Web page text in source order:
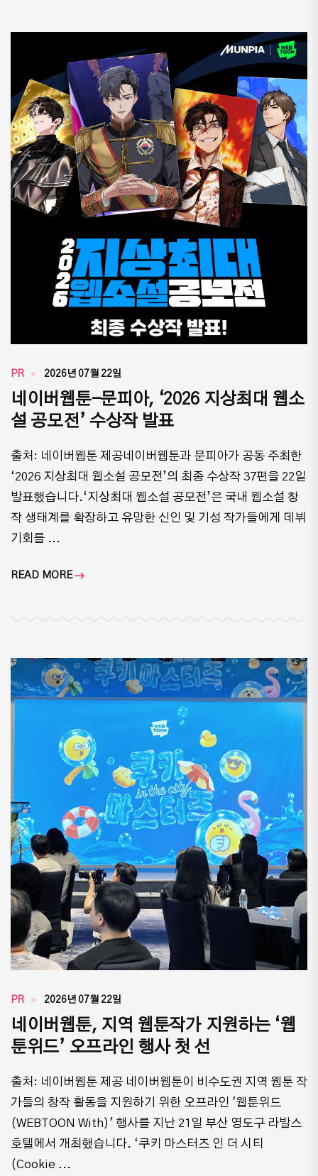
PR 2026년 07월 22일
네이버웹툰-문피아, ‘2026 지상최대 웹소
설 공모전’ 수상작 발표
출처: 네이버웹툰 제공네이버웹툰과 문피아가 공동 주최한
‘2026 지상최대 웹소설 공모전’의 최종 수상작 37편을 22일
발표했습니다.‘지상최대 웹소설 공모전’은 국내 웹소설 창
작 생태계를 확장하고 유망한 신인 및 기성 작가들에게 데뷔
기회를 ...
READ MORE
PR 2026년 07월 22일
네이버웹툰, 지역 웹툰작가 지원하는 ‘웹
툰위드’ 오프라인 행사 첫 선
출처: 네이버웹툰 제공 네이버웹툰이 비수도권 지역 웹툰 작
가들의 창작 활동을 지원하기 위한 오프라인 '웹툰위드
(WEBTOON With)' 행사를 지난 21일 부산 영도구 라발스
호텔에서 개최했습니다. ‘쿠키 마스터즈 인 더 시티
(Cookie ...